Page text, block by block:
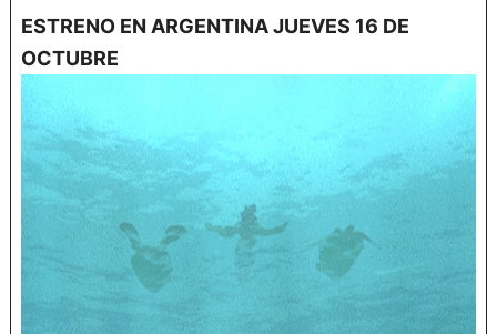
ESTRENO EN ARGENTINA JUEVES 16 DE
OCTUBRE